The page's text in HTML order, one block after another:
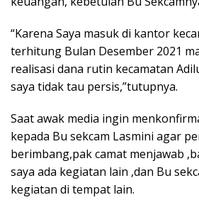
“Karena Saya masuk di kantor
terhitung Bulan Desember 2021
realisasi dana rutin kecamatan
saya tidak tau persis,”tutupnya.
Saat awak media ingin
kepada Bu sekcam Lasmini agar
berimbang,pak camat menjawab
saya ada kegiatan lain ,dan Bu
kegiatan di tempat lain.